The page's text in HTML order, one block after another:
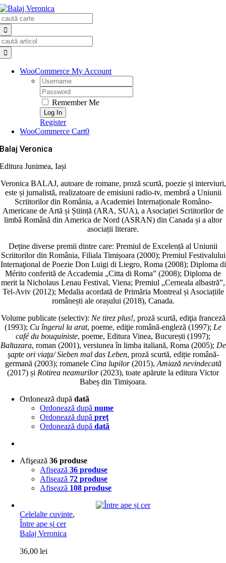
Skip
to
content
WooCommerce My Account
Username:
Password:
Remember Me
Register
WooCommerce Cart0
Balaj Veronica
Editura Junimea, Iași
Veronica BALAJ, autoare de romane, proză scurtă, poezie și interviuri,
este și jurnalistă, realizatoare de emisiuni radio-tv, membră a Uniunii
Scriitorilor din România, a Academiei Internaționale Româno-
Americane de Artă și Știință (ARA, SUA), a Asociației Scriitorilor de
limbă Română din America de Nord (ASRAN) din Canada și a altor
asociații literare.
Deține diverse premii dintre care: Premiul de Excelență al Uniunii
Scriitorilor din România, Filiala Timișoara (2000); Premiul Festivalului
Internaţional de Poezie Don Luigi di Liegro, Roma (2008); Diploma di
Mérito conferită de Accademia „Citta di Roma” (2008); Diploma de
merit la Nicholaus Lenau Festival, Viena; Premiul „Cerneala albastră”,
Tel-Aviv (2012); Medalia acordată de Primăria Montreal și Asociațiile
românești ale orașului (2018), Canada.
Volume publicate (selectiv): Ne tirez plus!, proză scurtă, ediţia franceză
(1993); Cu îngerul la arat, poeme, ediţie română-engleză (1997); Le
café du bouquiniste, poeme, Editura Vinea, București (1997);
Baltazara, roman (2001), versiunea în limba italiană, Roma (2005); De
şapte ori viaţa/ Sieben mal das Leben, proză scurtă, ediție română-
germană (2003); romanele Cina lupilor(2015), Amiază nevindecată
(2017) și Rotirea neamurilor(2023), toate apărute la editura Victor
Babeș din Timișoara.
Ordonează dupădată
Ordonează dupănume
Ordonează dupăpreţ
Ordonează dupădată
Afişează36 produse
Afişează36 produse
Afişează 72 produse
Afişează 108 produse
Celelalte cuvinte,
Între ape și cer
Balaj Veronica
36,00lei